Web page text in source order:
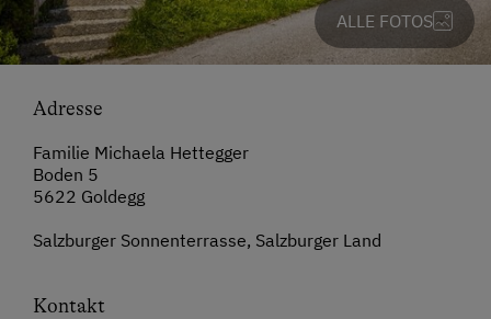
ALLE FOTOS
Adresse
Familie Michaela Hettegger
Boden 5
5622 Goldegg
Salzburger Sonnenterrasse, Salzburger Land
Kontakt